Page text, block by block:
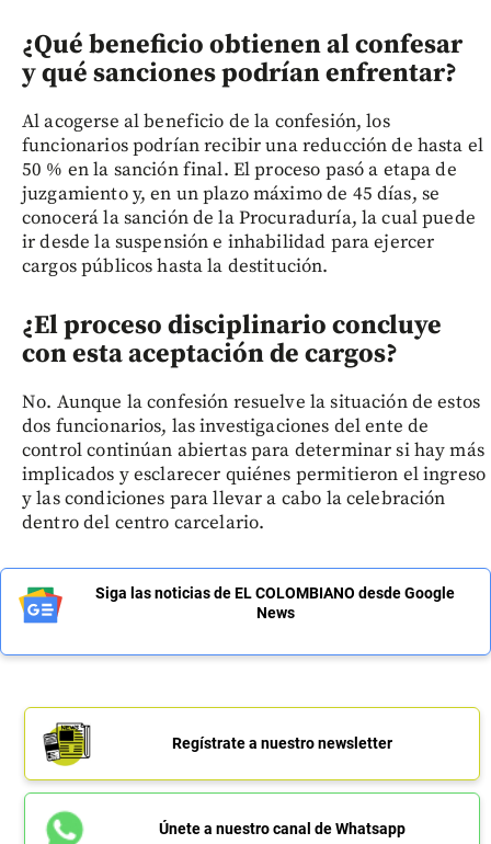
¿Qué beneficio obtienen al confesar
y qué sanciones podrían enfrentar?
Al acogerse al beneficio de la confesión, los
funcionarios podrían recibir una reducción de hasta el
50 % en la sanción final. El proceso pasó a etapa de
juzgamiento y, en un plazo máximo de 45 días, se
conocerá la sanción de la Procuraduría, la cual puede
ir desde la suspensión e inhabilidad para ejercer
cargos públicos hasta la destitución.
¿El proceso disciplinario concluye
con esta aceptación de cargos?
No. Aunque la confesión resuelve la situación de estos
dos funcionarios, las investigaciones del ente de
control continúan abiertas para determinar si hay más
implicados y esclarecer quiénes permitieron el ingreso
y las condiciones para llevar a cabo la celebración
dentro del centro carcelario.
Siga las noticias de EL COLOMBIANO desde Google
News
Regístrate a nuestro newsletter
Únete a nuestro canal de Whatsapp